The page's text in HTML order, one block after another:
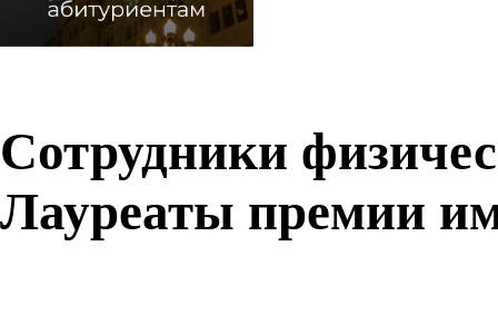
Сотрудники
Лауреаты премии